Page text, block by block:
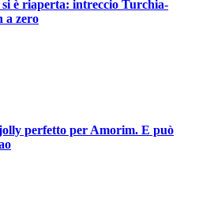
è riaperta: intreccio Turchia-
a zero
perfetto per Amorim. E può